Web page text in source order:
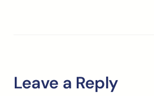
Leave a Reply